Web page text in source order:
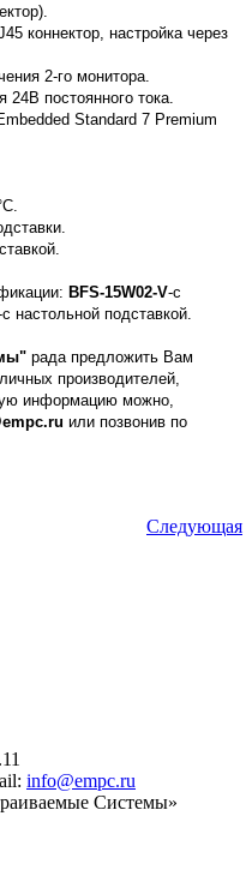
настройка через
2-го монитора.
постоянного тока.
Standard 7 Premium
BFS-15W02-V-с
настольной подставкой.
рада предложить Вам
производителей,
информацию можно,
или позвонив по
Следующая
info@empc.ru
Системы»